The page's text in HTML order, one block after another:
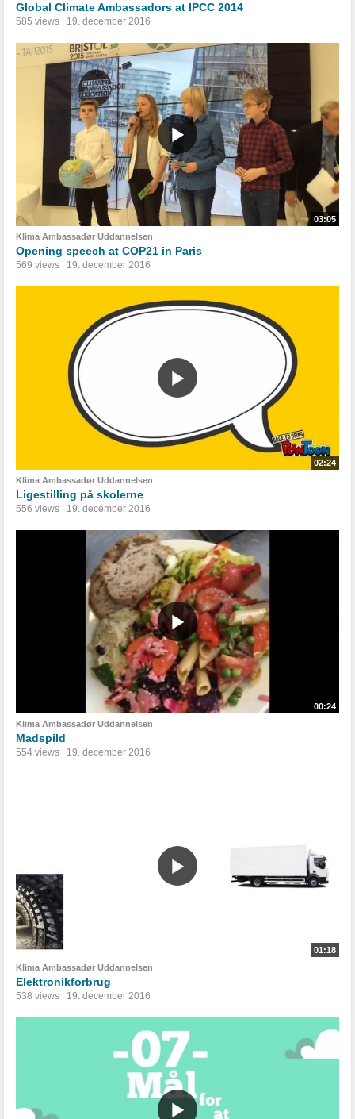
Global Climate Ambassadors at IPCC 2014
585 views 19. december 2016
03:05
Klima Ambassadør Uddannelsen
Opening speech at COP21 in Paris
569 views 19. december 2016
02:24
Klima Ambassadør Uddannelsen
Ligestilling på skolerne
556 views 19. december 2016
00:24
Klima Ambassadør Uddannelsen
Madspild
554 views 19. december 2016
01:18
Klima Ambassadør Uddannelsen
Elektronikforbrug
538 views 19. december 2016